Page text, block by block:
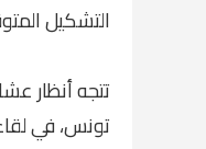
التشكيل
تتجه أنظار
تونس، في